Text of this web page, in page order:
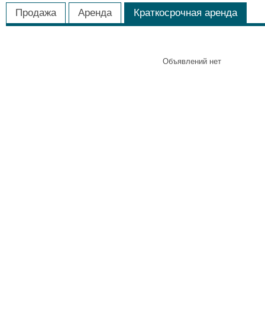
Продажа Аренда Краткосрочная аренда
Объявлений нет